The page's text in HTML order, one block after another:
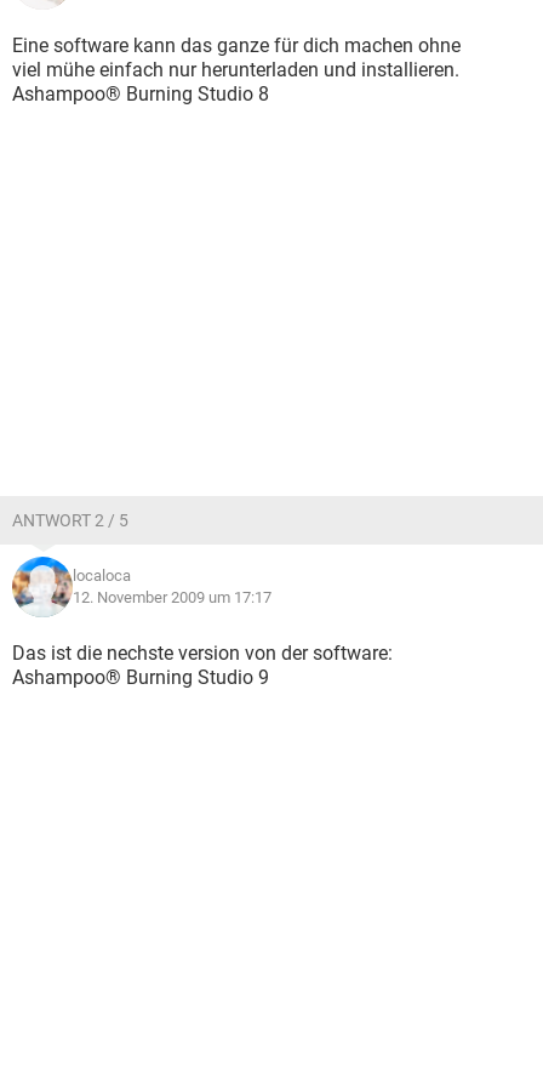
Eine software kann das ganze für dich machen ohne
viel mühe einfach nur herunterladen und installieren.
Ashampoo® Burning Studio 8
ANTWORT 2 / 5
localoca
12. November 2009 um 17:17
Das ist die nechste version von der software:
Ashampoo® Burning Studio 9